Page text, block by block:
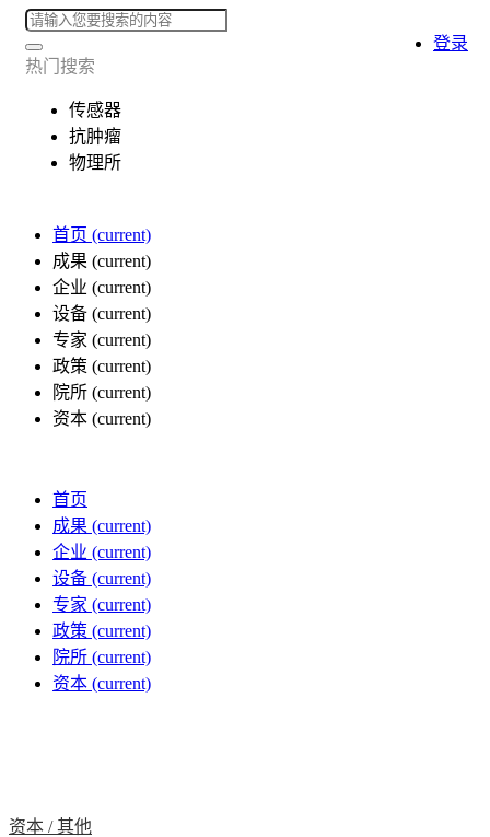
热门搜索
传感器
抗肿瘤
物理所
首页 (current)
成果 (current)
企业 (current)
设备 (current)
专家 (current)
政策 (current)
院所 (current)
资本 (current)
登录
首页
成果 (current)
企业 (current)
设备 (current)
专家 (current)
政策 (current)
院所 (current)
资本 (current)
资本 /其他